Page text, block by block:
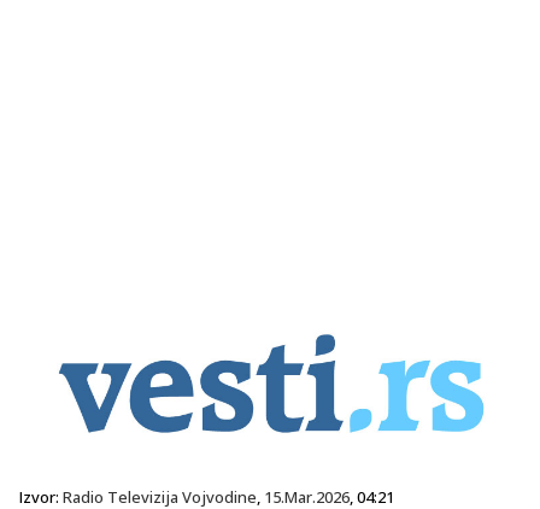
Izvor: Radio Televizija Vojvodine, 15.Mar.2026, 04:21